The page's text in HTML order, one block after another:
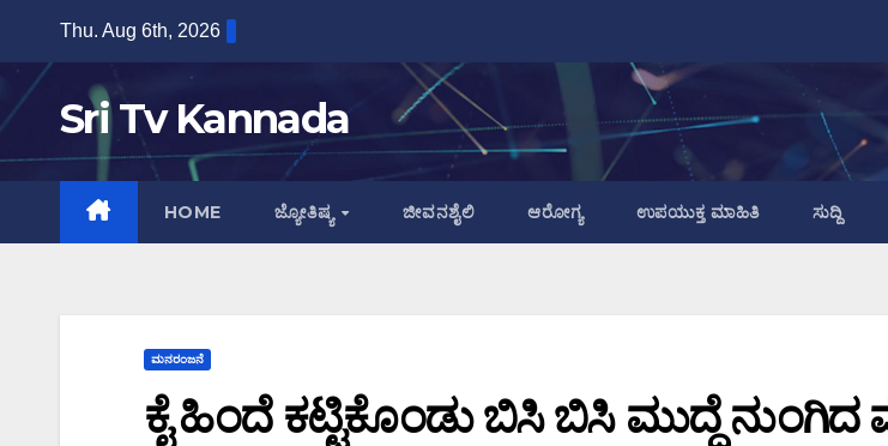
content
Thu. Aug 6th, 2026
Sri Tv Kannada
HOME ಜ್ಯೋತಿಷ್ಯ ಜೀವನಶೈಲಿ ಆರೋಗ್ಯ ಉಪಯುಕ್ತ ಮಾಹಿತಿ ಸುದ್ದಿ
ಮನರಂಜನೆ
ಕೈ ಹಿಂದೆ ಕಟ್ಟಿಕೊಂಡು ಬಿಸಿ ಬಿಸಿ ಮುದ್ದೆ ನುಂಗಿದ